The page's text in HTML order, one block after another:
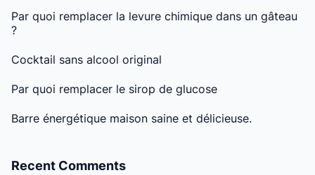
Par quoi remplacer la levure chimique dans un gâteau
?
Cocktail sans alcool original
Par quoi remplacer le sirop de glucose
Barre énergétique maison saine et délicieuse.
Recent Comments